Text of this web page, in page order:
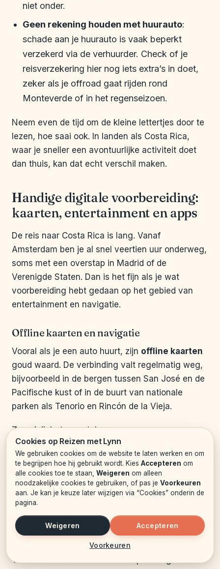
niet onder.
Geen rekening houden met huurauto:
schade aan je huurauto is vaak beperkt
verzekerd via de verhuurder. Check of je
reisverzekering hier nog iets extra’s in doet,
zeker als je offroad gaat rijden rond
Monteverde of in het regenseizoen.
Neem even de tijd om de kleine lettertjes door te
lezen, hoe saai ook. In landen als Costa Rica,
waar je sneller een avontuurlijke activiteit doet
dan thuis, kan dat echt verschil maken.
Handige digitale voorbereiding:
kaarten, entertainment en apps
De reis naar Costa Rica is lang. Vanaf
Amsterdam ben je al snel veertien uur onderweg,
soms met een overstap in Madrid of de
Verenigde Staten. Dan is het fijn als je wat
voorbereiding hebt gedaan op het gebied van
entertainment en navigatie.
Offline kaarten en navigatie
Vooral als je een auto huurt, zijn offline kaarten
goud waard. De verbinding valt regelmatig weg,
bijvoorbeeld in de bergen tussen San José en de
Pacifische kust of in de buurt van nationale
parken als Tenorio en Rincón de la Vieja.
Zo pak ik het meestal aan:
Open Google Maps thuis op wifi.
Zoek op “Costa Rica” en zoom in op de
regio’s waar je heen gaat, zoals La Fortuna,
Monteverde, Uvita, Manuel Antonio en
Puerto Viejo.
Download de kaarten offline via het menu.
Voor wandelroutes in nationale parken gebruik ik
Cookies op Reizen met Lynn
We gebruiken cookies om de website te laten werken en om
te begrijpen hoe hij gebruikt wordt. Kies Accepteren om
alle cookies toe te staan, Weigeren om alleen
noodzakelijke cookies te gebruiken, of pas je Voorkeuren
aan. Je kan je keuze later wijzigen via “Cookies” onderin de
pagina.
Weigeren
Voorkeuren
Accepteren